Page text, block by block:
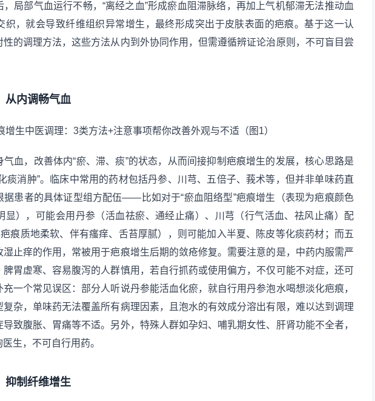
局部气血运行不畅，“离经之血”形成瘀血阻滞脉络，再加上气机郁滞无法推动血
织，就会导致纤维组织异常增生，最终形成突出于皮肤表面的疤痕。基于这一认
的调理方法，这些方法从内到外协同作用，但需遵循辨证论治原则，不可盲目尝
从内调畅气血
血，改善体内“瘀、滞、痰”的状态，从而间接抑制疤痕增生的发展，核心思路是
痰消肿”。临床中常用的药材包括丹参、川芎、五倍子、莪术等，但并非单味药直
据患者的具体证型组方配伍——比如对于“瘀血阻络型”疤痕增生（表现为疤痕颜色
显），可能会用丹参（活血祛瘀、通经止痛）、川芎（行气活血、祛风止痛）配
痕质地柔软、伴有瘙痒、舌苔厚腻），则可能加入半夏、陈皮等化痰药材；而五
止痒的作用，常被用于疤痕增生后期的敛疮修复。需要注意的是，中药内服需严
胃虚寒、容易腹泻的人群慎用，若自行抓药或使用偏方，不仅可能不对症，还可
一个常见误区：部分人听说丹参能活血化瘀，就自行用丹参泡水喝想淡化疤痕，
杂，单味药无法覆盖所有病理因素，且泡水的有效成分溶出有限，难以达到调理
致腹胀、胃痛等不适。另外，特殊人群如孕妇、哺乳期女性、肝肾功能不全者，
生，不可自行用药。
抑制纤维增生